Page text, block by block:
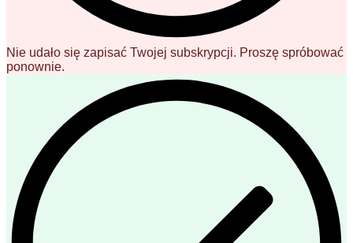
Nie udało się zapisać Twojej subskrypcji. Proszę spróbować
ponownie.